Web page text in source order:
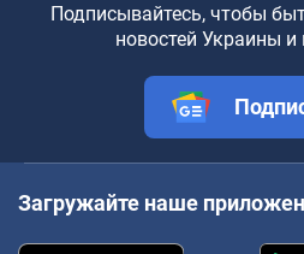
Подписывайтесь, чтобы
новостей Украины и
Загружайте наше